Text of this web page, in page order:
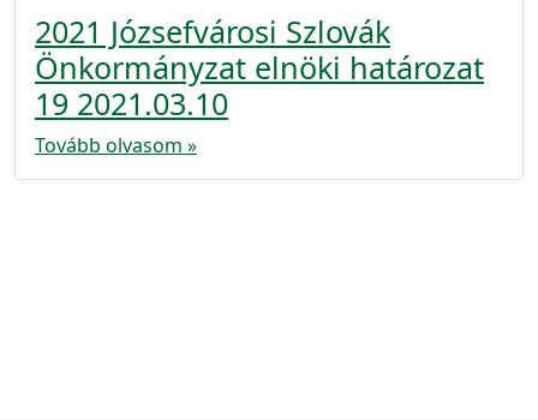
2021 Józsefvárosi Szlovák
Önkormányzat elnöki határozat
19 2021.03.10
Tovább olvasom »